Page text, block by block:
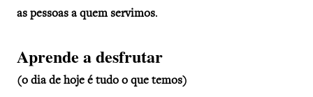
as pessoas a quem servimos.
Aprende a desfrutar
(o dia de hoje é tudo o que temos)